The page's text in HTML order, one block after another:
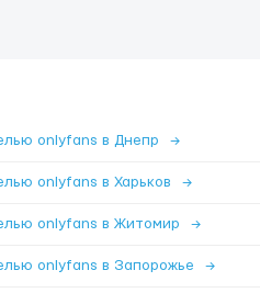
onlyfans в Днепр →
onlyfans в Харьков →
onlyfans в Житомир →
onlyfans в Запорожье →